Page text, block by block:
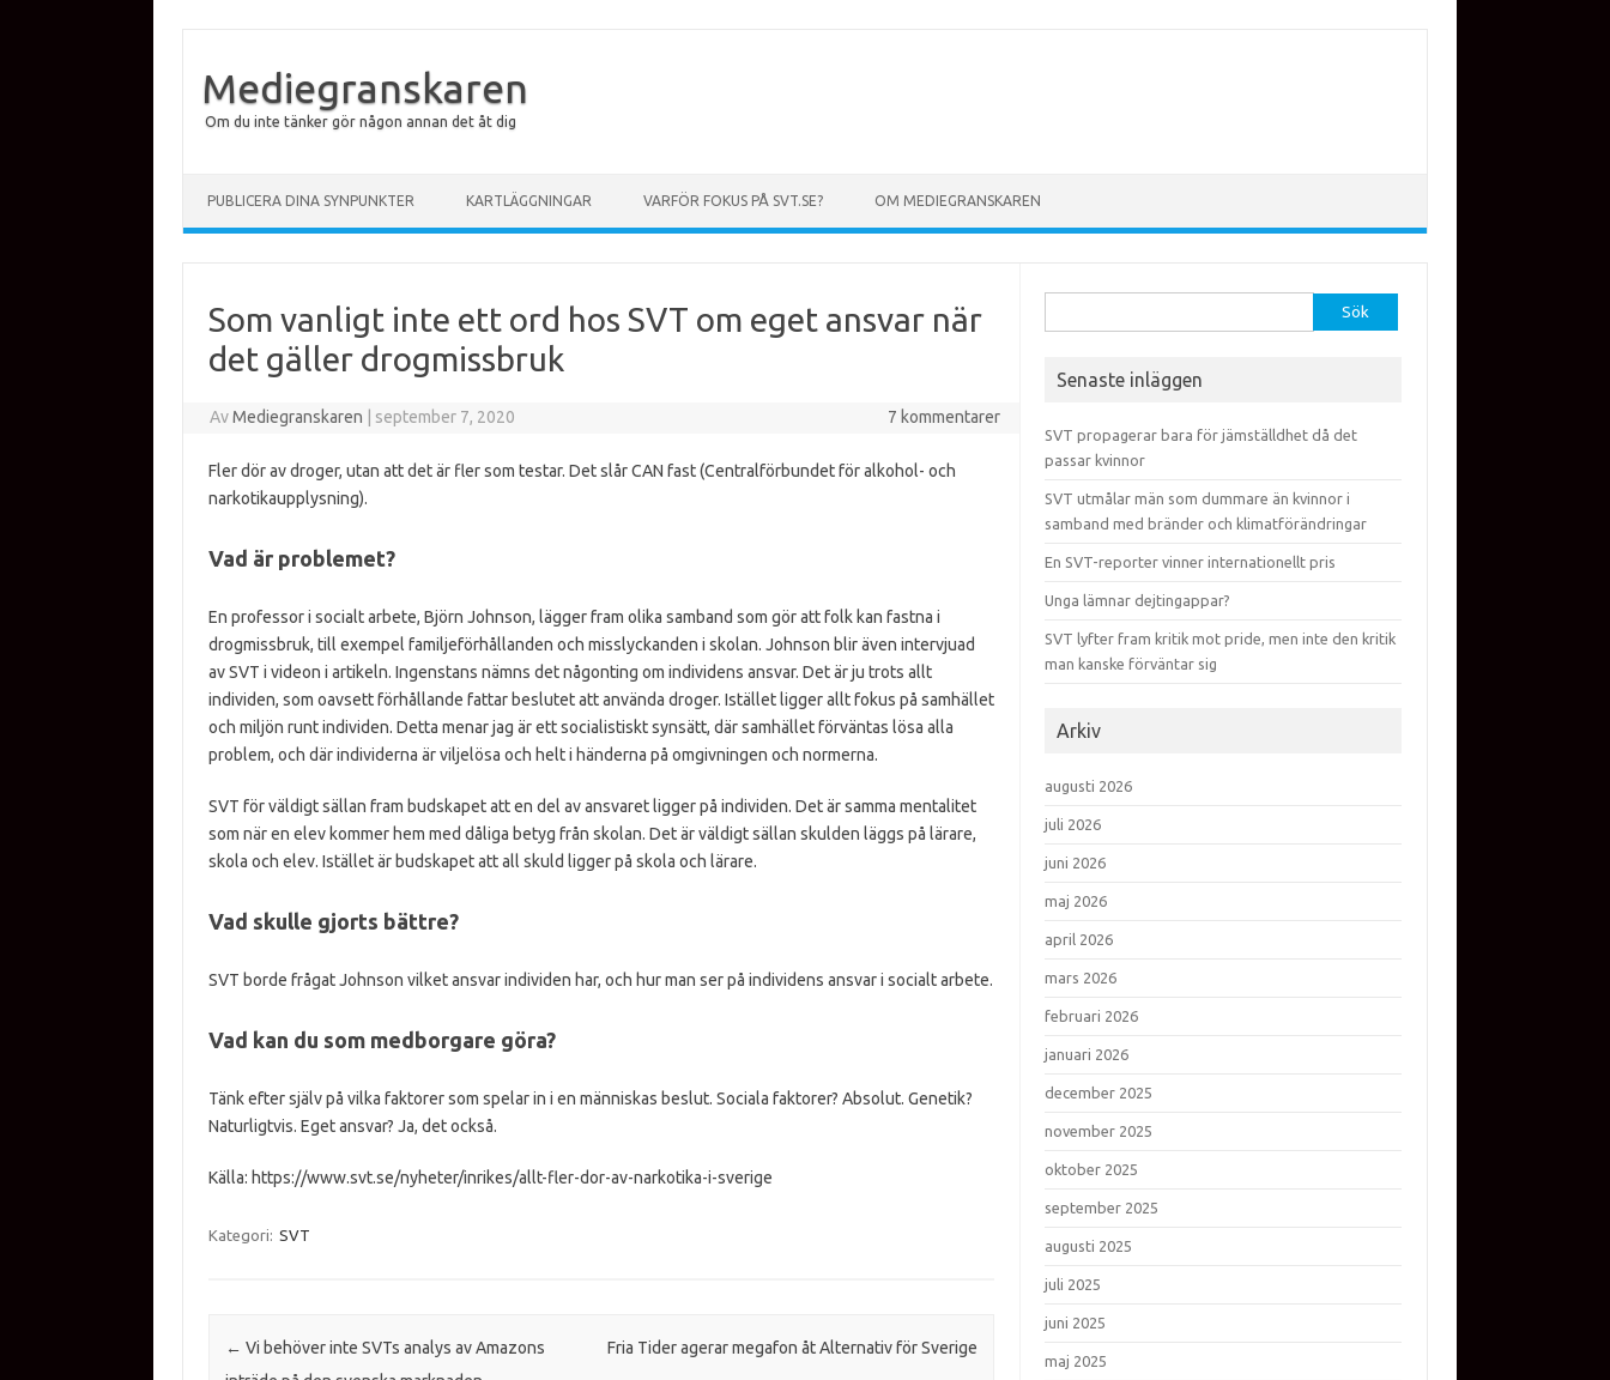
Mediegranskaren
Om du inte tänker gör någon annan det åt dig
PUBLICERA DINA SYNPUNKTER KARTLÄGGNINGAR VARFÖR FOKUS PÅ SVT.SE? OM MEDIEGRANSKAREN
Som vanligt inte ett ord hos SVT om eget ansvar när
det gäller drogmissbruk
AvMediegranskaren september 7, 2020 7 kommentarer
Fler dör av droger, utan att det är fler som testar. Det slår CAN fast (Centralförbundet för alkohol- och
narkotikaupplysning).
Vad är problemet?
En professor i socialt arbete, Björn Johnson, lägger fram olika samband som gör att folk kan fastna i
drogmissbruk, till exempel familjeförhållanden och misslyckanden i skolan. Johnson blir även intervjuad
av SVT i videon i artikeln. Ingenstans nämns det någonting om individens ansvar. Det är ju trots allt
individen, som oavsett förhållande fattar beslutet att använda droger. Istället ligger allt fokus på samhället
och miljön runt individen. Detta menar jag är ett socialistiskt synsätt, där samhället förväntas lösa alla
problem, och där individerna är viljelösa och helt i händerna på omgivningen och normerna.
SVT för väldigt sällan fram budskapet att en del av ansvaret ligger på individen. Det är samma mentalitet
som när en elev kommer hem med dåliga betyg från skolan. Det är väldigt sällan skulden läggs på lärare,
skola och elev. Istället är budskapet att all skuld ligger på skola och lärare.
Vad skulle gjorts bättre?
SVT borde frågat Johnson vilket ansvar individen har, och hur man ser på individens ansvar i socialt arbete.
Vad kan du som medborgare göra?
Tänk efter själv på vilka faktorer som spelar in i en människas beslut. Sociala faktorer? Absolut. Genetik?
Naturligtvis. Eget ansvar? Ja, det också.
Källa: https://www.svt.se/nyheter/inrikes/allt-fler-dor-av-narkotika-i-sverige
Kategori: SVT
Inläggsnavigering
← Vi behöver inte SVTs analys av Amazons
Fria Tider agerar megafon åt Alternativ för Sverige
Senaste inläggen
SVT propagerar bara för jämställdhet då det
passar kvinnor
SVT utmålar män som dummare än kvinnor i
samband med bränder och klimatförändringar
En SVT-reporter vinner internationellt pris
Unga lämnar dejtingappar?
SVT lyfter fram kritik mot pride, men inte den kritik
man kanske förväntar sig
Arkiv
augusti 2026
juli 2026
juni 2026
maj 2026
april 2026
mars 2026
februari 2026
januari 2026
december 2025
november 2025
oktober 2025
september 2025
augusti 2025
juli 2025
juni 2025
maj 2025